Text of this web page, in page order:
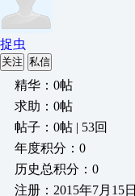
捉虫
关注 私信
精华：0帖
求助：0帖
帖子：0帖 | 53回
年度积分：0
历史总积分：0
注册：2015年7月15日